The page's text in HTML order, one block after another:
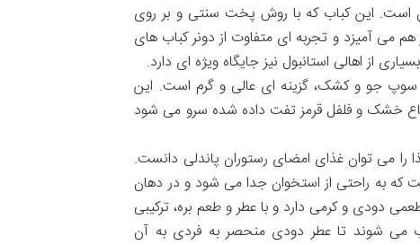
آن است. این کباب که با روش پخت سنتی و بر روی
می آمیزد و تجربه ای متفاوت از دونر کباب های
از اهالی استانبول نیز جایگاه ویژه ای دارد.
سوپ جو و کشک، گزینه ای عالی و گرم است. این
خشک و فلفل قرمز تفت داده شده سرو می شود
را می توان غذای امضای رستوران پاندلی دانست.
که به راحتی از استخوان جدا می شود و در دهان
دودی و کرمی دارد و با عطر و طعم بره، ترکیبی
می شوند تا عطر دودی منحصر به فردی به آن